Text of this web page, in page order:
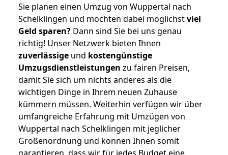
Sie planen einen Umzug von Wuppertal nach
Schelklingen und möchten dabei möglichstviel
Geld sparen? Dann sind Sie bei uns genau
richtig! Unser Netzwerk bieten Ihnen
zuverlässige und kostengünstige
Umzugsdienstleistungen zu fairen Preisen,
damit Sie sich um nichts anderes als die
wichtigen Dinge in Ihrem neuen Zuhause
kümmern müssen. Weiterhin verfügen wir über
umfangreiche Erfahrung mit Umzügen von
Wuppertal nach Schelklingen mit jeglicher
Größenordnung und können Ihnen somit